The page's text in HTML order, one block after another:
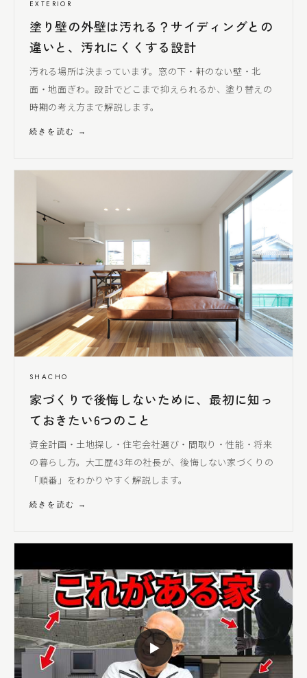
EXTERIOR
塗り壁の外壁は汚れる？サイディングとの
違いと、汚れにくく する設計
汚れる場所は決まっています。窓の下・軒のない壁・北
面・地面ぎわ。設計でどこまで抑えられるか、塗り替えの
時期の考え方まで解説します。
続きを読む →
SHACHO
家づくりで後悔しないために、最初に知っ
ておきたい6つのこと
資金計画・土地探し・住宅会社選び・間取り・性能・将来
の暮らし方。大工歴43年の社長が、後悔しない家づくりの
「順番」をわかりやすく解説します。
続きを読む →
▶